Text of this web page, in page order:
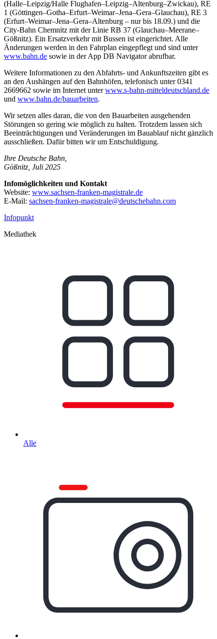
(Halle–Leipzig/Halle Flughafen–Leipzig–Altenburg–Zwickau), RE
1 (Göttingen–Gotha–Erfurt–Weimar–Jena–Gera–Glauchau), RE 3
(Erfurt–Weimar–Jena–Gera–Altenburg – nur bis 18.09.) und die
City-Bahn Chemnitz mit der Linie RB 37 (Glauchau–Meerane–
Gößnitz). Ein Ersatzverkehr mit Bussen ist eingerichtet. Alle
Änderungen werden in den Fahrplan eingepflegt und sind unter
www.bahn.de sowie in der App DB Navigator abrufbar.
Weitere Informationen zu den Abfahrts- und Ankunftszeiten gibt es
an den Aushängen auf den Bahnhöfen, telefonisch unter 0341
2669662 sowie im Internet unterwww.s-bahn-mitteldeutschland.de
und www.bahn.de/bauarbeiten.
Wir setzen alles daran, die von den Bauarbeiten ausgehenden
Störungen so gering wie möglich zu halten. Trotzdem lassen sich
Beeinträchtigungen und Veränderungen im Bauablauf nicht gänzlich
ausschließen. Dafür bitten wir um Entschuldigung.
Ihre Deutsche Bahn,
Gößnitz, Juli 2025
Infomöglichkeiten und Kontakt
Website: www.sachsen-franken-magistrale.de
E-Mail: sachsen-franken-magistrale@deutschebahn.com
Infopunkt
Mediathek
Alle